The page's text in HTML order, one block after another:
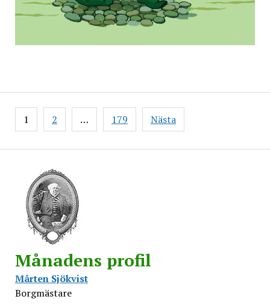
Månadens profil
Mårten Sjökvist
Borgmästare
Inläggsnavigering
1 2 … 179 Nästa